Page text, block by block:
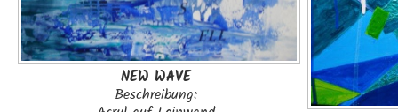
NEW WAVE
Beschreibung: